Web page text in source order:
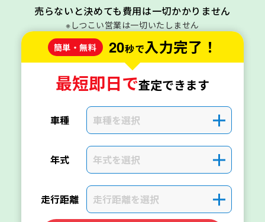
売らないと決めても費用は一切かかりません
※しつこい営業は一切いたしません
簡単・無料
20秒で入力完了！
最短即日で査定できます
車種 車種を選択 ＋
年式 年式を選択 ＋
走行距離 走行距離を選択 ＋